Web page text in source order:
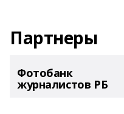
Партнеры
Фотобанк
журналистов РБ